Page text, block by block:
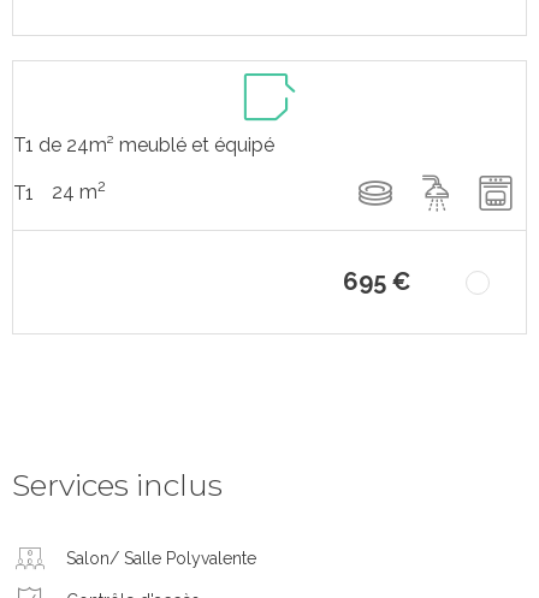
T1 de 24m² meublé et équipé
T1 24 m2
695 €
Services inclus
Salon/ Salle Polyvalente